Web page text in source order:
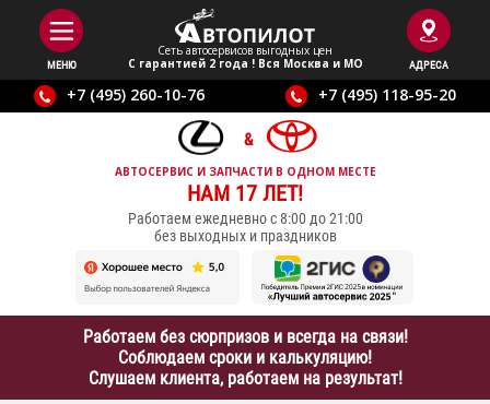
МЕНЮ
Сеть автосервисов выгодныx цен
С гарантией 2 года ! Вся Москва и МО
АДРЕСА
+7 (495) 260-10-76 +7 (495) 118-95-20
АВТОСЕРВИС И ЗАПЧАСТИ В ОДНОМ МЕСТЕ
НАМ 17 ЛЕТ!
Работаем ежедневно с 8:00 до 21:00
без выходных и праздников
Работаем без сюрпризов и всегда на связи!
Соблюдаем сроки и калькуляцию!
Слушаем клиента, работаем на результат!